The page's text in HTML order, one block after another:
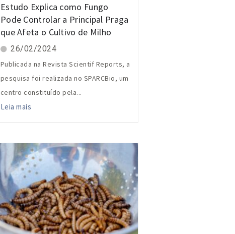
Estudo Explica como Fungo
Pode Controlar a Principal Praga
que Afeta o Cultivo de Milho
26/02/2024
Publicada na Revista Scientif Reports, a
pesquisa foi realizada no SPARCBio, um
centro constituído pela...
Leia mais